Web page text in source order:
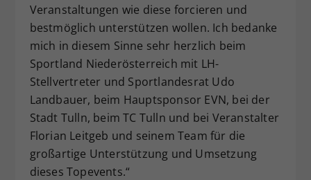
Veranstaltungen wie diese forcieren und
bestmöglich unterstützen wollen. Ich bedanke
mich in diesem Sinne sehr herzlich beim
Sportland Niederösterreich mit LH-
Stellvertreter und Sportlandesrat Udo
Landbauer, beim Hauptsponsor EVN, bei der
Stadt Tulln, beim TC Tulln und bei Veranstalter
Florian Leitgeb und seinem Team für die
großartige Unterstützung und Umsetzung
dieses Topevents.“